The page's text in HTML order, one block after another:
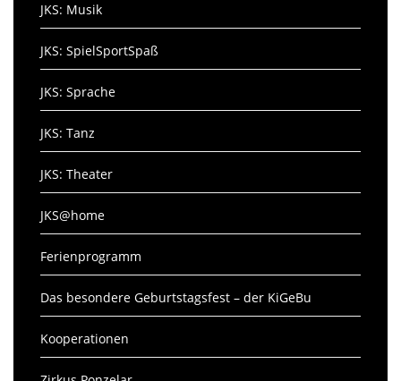
JKS: Musik
JKS: SpielSportSpaß
JKS: Sprache
JKS: Tanz
JKS: Theater
JKS@home
Ferienprogramm
Das besondere Geburtstagsfest – der KiGeBu
Kooperationen